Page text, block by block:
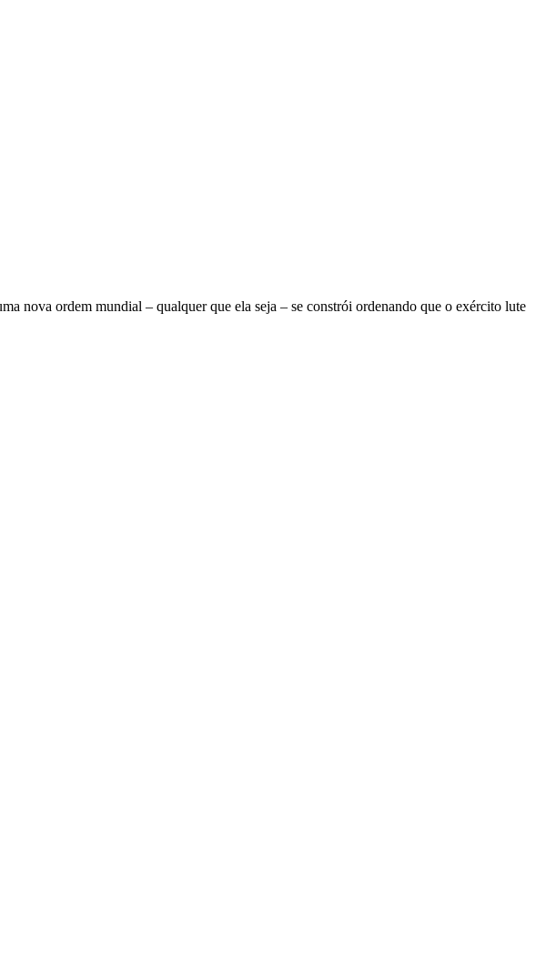
nova ordem mundial – qualquer que ela seja – se constrói ordenando que o exército lute